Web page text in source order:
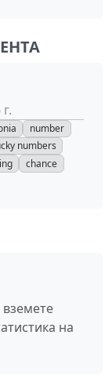
number
numbers
chance
на